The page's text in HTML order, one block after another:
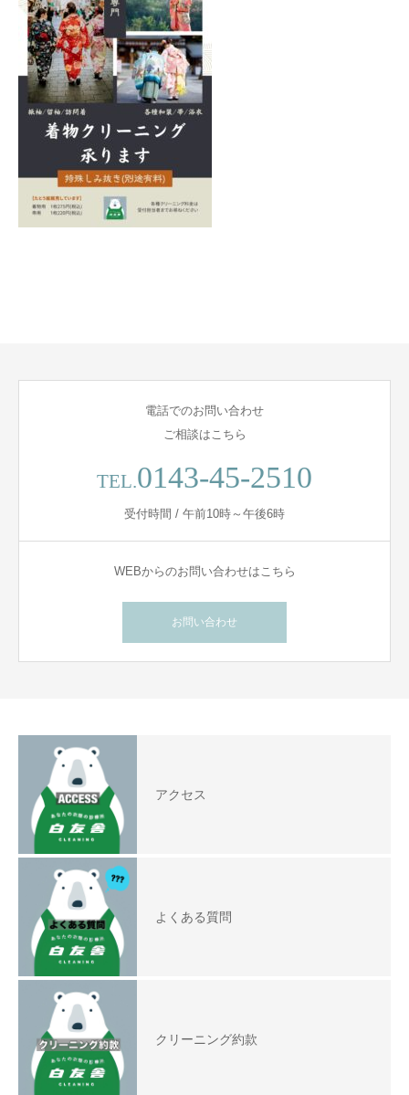
電話でのお問い合わせ
ご相談はこちら
TEL.0143-45-2510
受付時間 / 午前10時～午後6時
WEBからのお問い合わせはこちら
お問い合わせ
アクセス
よくある質問
クリーニング約款